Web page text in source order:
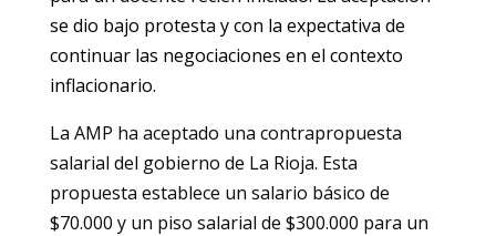
se dio bajo protesta y con la expectativa de
continuar las negociaciones en el contexto
inflacionario.
La AMP ha aceptado una contrapropuesta
salarial del gobierno de La Rioja. Esta
propuesta establece un salario básico de
$70.000 y un piso salarial de $300.000 para un